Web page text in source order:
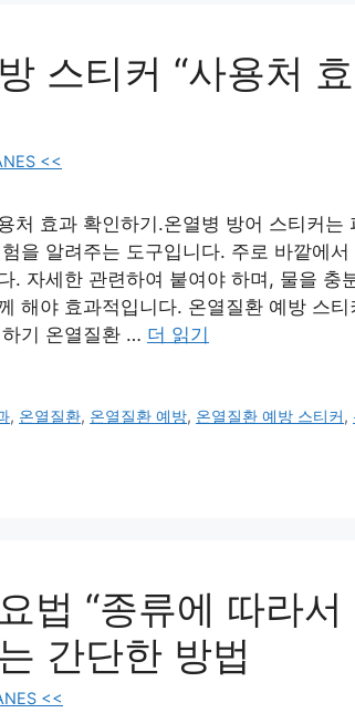
스티커 “사용처
<<
처 효과 확인하기.온열병 방어 스티커는
을 알려주는 도구입니다. 주로 바깥에
. 자세한 관련하여 붙여야 하며, 물을 충
해야 효과적입니다. 온열질환 예방 스티
기 온열질환 … 더 읽기
, 온열질환, 온열질환 예방, 온열질환 예방 스티커,
법 “종류에 따라
간단한 방법
<<